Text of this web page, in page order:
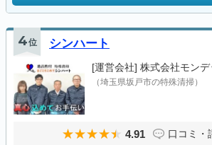
4位 シンハート
[運営会社] 株式会社モンデ
（埼玉県坂戸市の特殊清掃）
4.91 口コミ・